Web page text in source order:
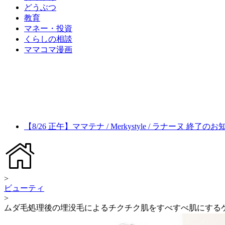
どうぶつ
教育
マネー・投資
くらしの相談
ママコマ漫画
【8/26 正午】ママテナ / Merkystyle / ラナーヌ 終了のお
>
ビューティ
>
ムダ毛処理後の埋没毛によるチクチク肌をすべすべ肌にする